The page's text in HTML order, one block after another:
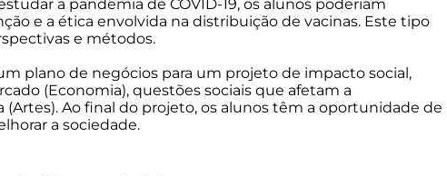
a pandemia de COVID-19, os alunos poderiam
e a ética envolvida na distribuição de vacinas. Este tipo
e métodos.
plano de negócios para um projeto de impacto social,
(Economia), questões sociais que afetam a
Ao final do projeto, os alunos têm a oportunidade de
a sociedade.